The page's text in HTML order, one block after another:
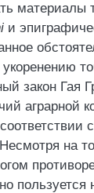
материалы
и
закон Гая
аграрной
с
на